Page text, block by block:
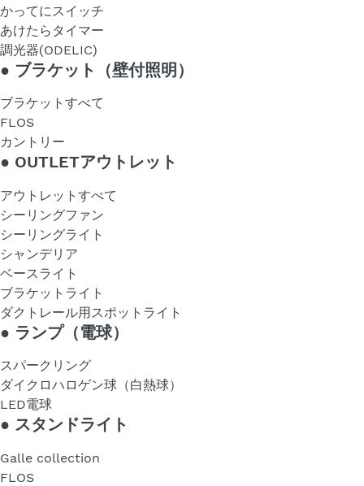
かってにスイッチ
あけたらタイマー
調光器(ODELIC)
● ブラケット（壁付照明）
ブラケットすべて
FLOS
カントリー
● OUTLETアウトレット
アウトレットすべて
シーリングファン
シーリングライト
シャンデリア
ベースライト
ブラケットライト
ダクトレール用スポットライト
● ランプ（電球）
スパークリング
ダイクロハロゲン球（白熱球）
LED電球
● スタンドライト
Galle collection
FLOS